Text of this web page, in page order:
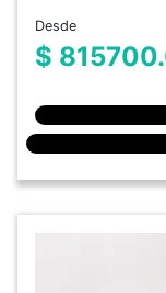
Desde
$